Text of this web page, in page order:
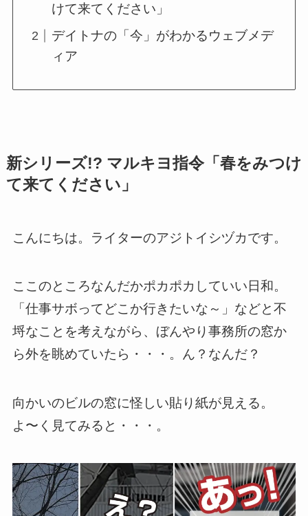
けて来てください」
デイトナの「今」がわかるウェブメデ
ィア
新シリーズ!? マルキヨ指令「春をみつけ
て来てください」
こんにちは。ライターのアジトイシヅカです。
ここのところなんだかポカポカしていい日和。
「仕事サボってどこか行きたいな～」などと不
埒なことを考えながら、ぼんやり事務所の窓か
ら外を眺めていたら・・・。ん？なんだ？
向かいのビルの窓に怪しい貼り紙が見える。
よ〜く見てみると・・・。